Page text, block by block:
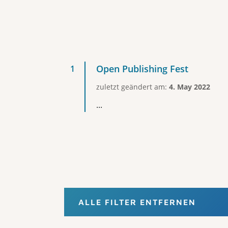
Open Publishing Fest
zuletzt geändert am: 4. May 2022
...
ALLE FILTER ENTFERNEN